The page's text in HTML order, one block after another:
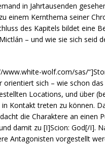
in Jahrtausenden
einem Kernthema seiner
des Kapitels bildet eine
– und wie sie sich seid
www.white-wolf.com/sas/
sich – wie schon
Locations, und über
Kontakt treten zu können.
die Charaktere an einen
damit zu [I]Scion: God[/I].
Antagonisten vorgestellt